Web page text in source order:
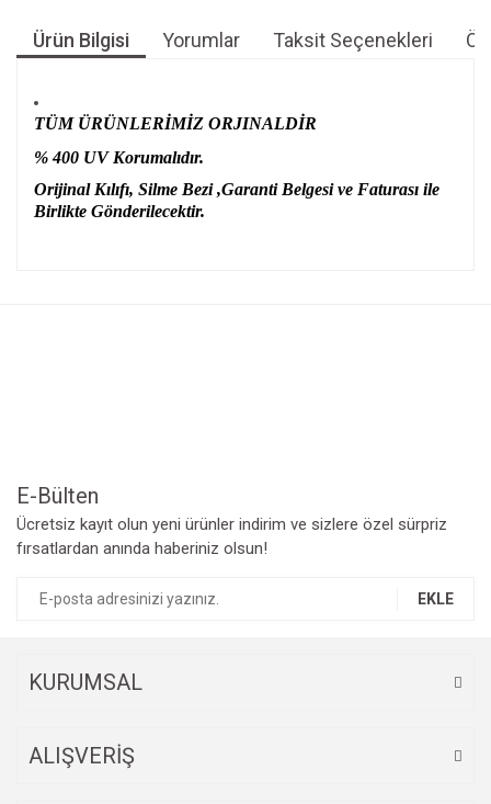
Ürün Bilgisi Yorumlar Taksit Seçenekleri
TÜM ÜRÜNLERİMİZ ORJINALDİR
% 400 UV Korumalıdır.
Orijinal Kılıfı, Silme Bezi ,Garanti Belgesi ve Faturası ile
Birlikte Gönderilecektir.
E-Bülten
Ücretsiz kayıt olun yeni ürünler indirim ve sizlere özel sürpriz
fırsatlardan anında haberiniz olsun!
EKLE
KURUMSAL
ALIŞVERİŞ